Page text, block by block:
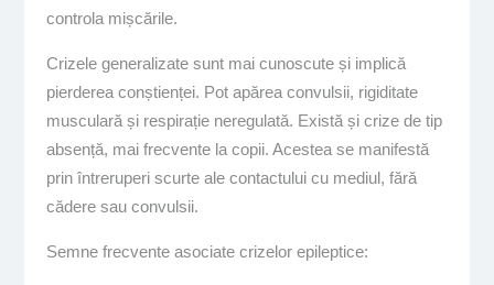
controla mișcările.
Crizele generalizate sunt mai cunoscute și implică
pierderea conștienței. Pot apărea convulsii, rigiditate
musculară și respirație neregulată. Există și crize de tip
absență, mai frecvente la copii. Acestea se manifestă
prin întreruperi scurte ale contactului cu mediul, fără
cădere sau convulsii.
Semne frecvente asociate crizelor epileptice: